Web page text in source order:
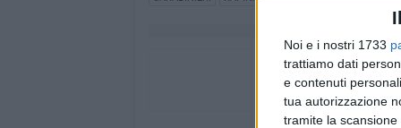
Noi e i nostri 1733
trattiamo dati
e contenuti
tua autorizzazione
tramite la